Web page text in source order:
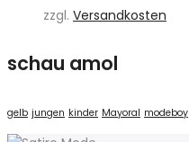
zzgl. Versandkosten
schau amol
gelb jungen kinder Mayoral modeboy